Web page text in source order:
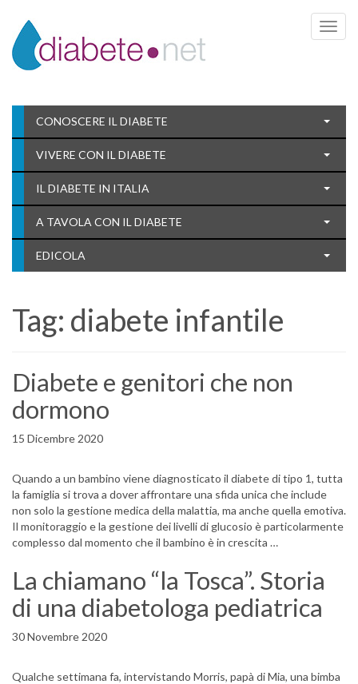
Toggle
CONOSCERE IL DIABETE
VIVERE CON IL DIABETE
IL DIABETE IN ITALIA
A TAVOLA CON IL DIABETE
EDICOLA
Tag: diabete infantile
Diabete e genitori che non
dormono
15 Dicembre 2020
Quando a un bambino viene diagnosticato il diabete di tipo 1, tutta
la famiglia si trova a dover affrontare una sfida unica che include
non solo la gestione medica della malattia, ma anche quella emotiva.
Il monitoraggio e la gestione dei livelli di glucosio è particolarmente
complesso dal momento che il bambino è in crescita …
La chiamano “la Tosca”. Storia
di una diabetologa pediatrica
30 Novembre 2020
Qualche settimana fa, intervistando Morris, papà di Mia, una bimba